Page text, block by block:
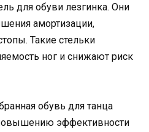
для обуви лезгинка. Они
амортизации,
Такие стельки
ног и снижают риск
обувь для танца
эффективности